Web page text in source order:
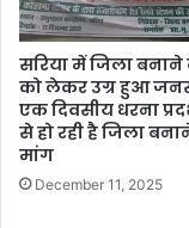
सरिया में जिला
को लेकर उग्र हुआ
एक दिवसीय धरना
से हो रही है जिला
मांग
December 11, 2025